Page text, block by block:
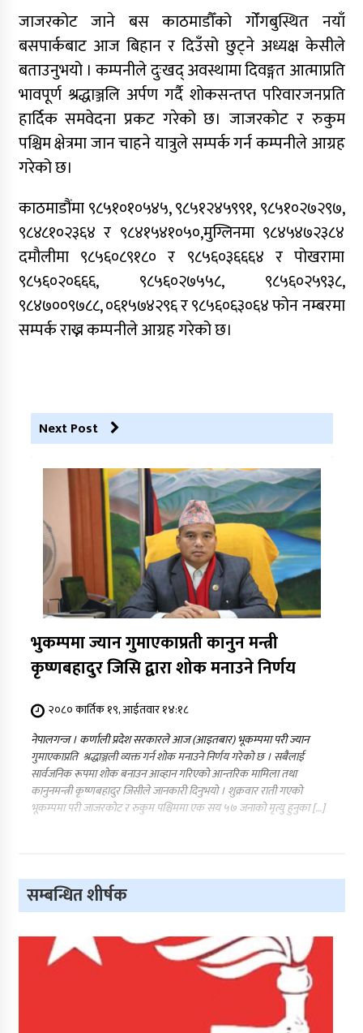
जाजरकोट जाने बस काठमाडौँको गोँगबुस्थित नयाँ
बसपार्कबाट आज बिहान र दिउँसो छुट्ने अध्यक्ष केसीले
बताउनुभयो । कम्पनीले दुःखद् अवस्थामा दिवङ्गत आत्माप्रति
भावपूर्ण श्रद्धाञ्जलि अर्पण गर्दै शोकसन्तप्त परिवारजनप्रति
हार्दिक समवेदना प्रकट गरेको छ। जाजरकोट र रुकुम
पश्चिम क्षेत्रमा जान चाहने यात्रुले सम्पर्क गर्न कम्पनीले आग्रह
गरेको छ।
काठमाडौंमा ९८५१०१०५४५, ९८५१२४५९९१, ९८५१०२७२९७,
९८४८१०२३६४ र ९८४१५४१०५०,मुग्लिनमा ९८४५४७२३८४
दमौलीमा ९८५६०८९१८० र ९८५६०३६६६४ र पोखरामा
९८५६०२०६६६, ९८५६०२७५५८, ९८५६०२५९३८,
९८४७००९७८८, ०६१५७४२९६ र ९८५६०६३०६४ फोन नम्बरमा
सम्पर्क राख्न कम्पनीले आग्रह गरेको छ।
Next Post
भुकम्पमा ज्यान गुमाएकाप्रती कानुन मन्त्री
कृष्णबहादुर जिसि द्वारा शोक मनाउने निर्णय
२०८० कार्तिक १९, आईतवार १४:१८
नेपालगन्ज । कर्णाली प्रदेश सरकारले आज (आइतबार) भूकम्पमा परी ज्यान
गुमाएकाप्रति श्रद्धाञ्जली व्यक्त गर्न शोक मनाउने निर्णय गरेको छ । सबैलाई
सार्वजनिक रूपमा शोक बनाउन आव्हान गरिएको आन्तरिक मामिला तथा
कानुनमन्त्री कृष्णबहादुर जिसीले जानकारी दिनुभयो । शुक्रवार राती गएको
भूकम्पमा परी जाजरकोट र रुकुम पश्चिममा एक सय ५७ जनाको मृत्यु हुनुका […]
सम्बन्धित शीर्षक